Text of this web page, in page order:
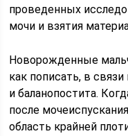
проведенных
мочи и взятия
Новорожденные
как пописать, в
и баланопостита.
после
область крайней